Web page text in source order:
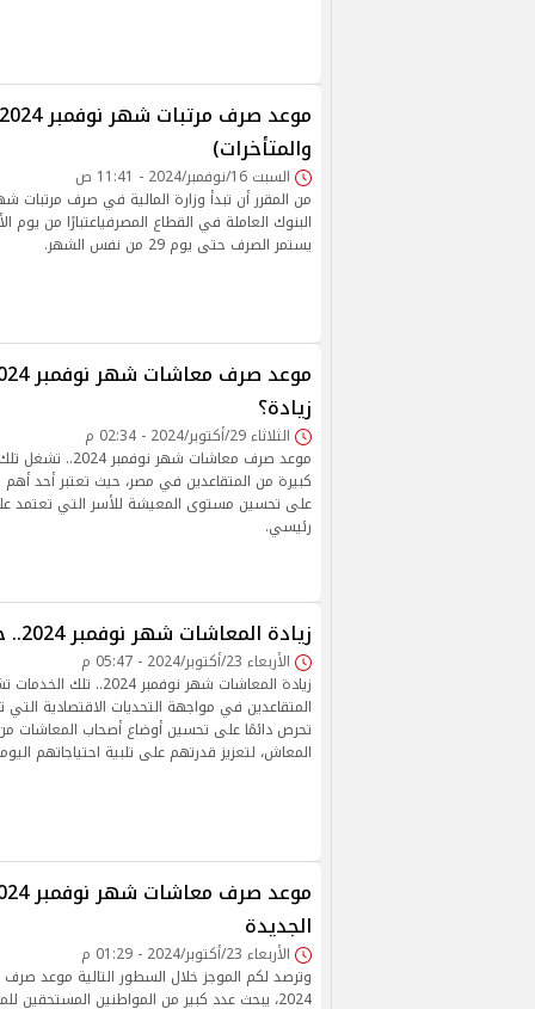
والمتأخرات)
السبت 16/نوفمبر/2024 - 11:41 ص
يستمر الصرف حتى يوم 29 من نفس الشهر.
زيادة؟
الثلاثاء 29/أكتوبر/2024 - 02:34 م
موعد صرف معاشات
كبيرة من المتقاعدين في مصر، حيث تعتبر أحد أهم
على تحسين مستوى المعيشة للأسر التي تعتمد
رئيسي.
زيادة المعاشات شهر نوفمبر 2024.. حقيقة أم شائعة
الأربعاء 23/أكتوبر/2024 - 05:47 م
زيادة المعاشات شهر نوفمبر
المتقاعدين في مواجهة التحديات الاقتصادية التي
تحرص دائمًا على تحسين أوضاع أصحاب المعاشات
المعاش، لتعزيز قدرتهم على تلبية احتياجاتهم
الجديدة
الأربعاء 23/أكتوبر/2024 - 01:29 م
وترصد لكم الموجز خلال السطور التالية موعد
2024، يبحث عدد كبير من المواطنين